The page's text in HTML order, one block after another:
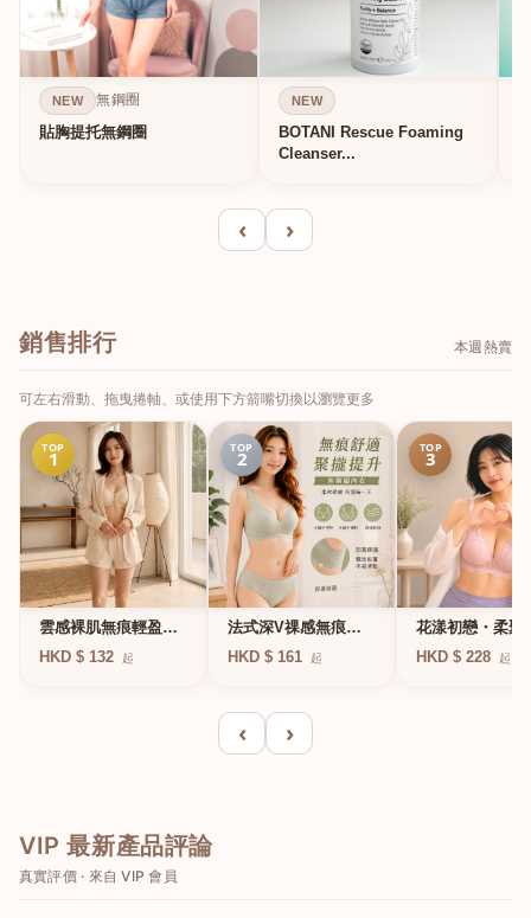
NEW 無鋼圈
貼胸提托無鋼圈
NEW
BOTANI Rescue Foaming
Cleanser...
‹ ›
銷售排行 本週熱賣
可左右滑動、拖曳捲軸、或使用下方箭嘴切換以瀏覽更多
TOP
1
雲感裸肌無痕輕盈無
鋼圈內衣
HKD $ 132 起
TOP
2
法式深V祼感無痕果
凍軟支撐條無鋼圈內
HKD $ 161 起
TOP
3
花漾初戀・柔聚
圈蕾絲內衣
HKD $ 228 起
‹ ›
VIP 最新產品評論
真實評價 · 來自 VIP 會員